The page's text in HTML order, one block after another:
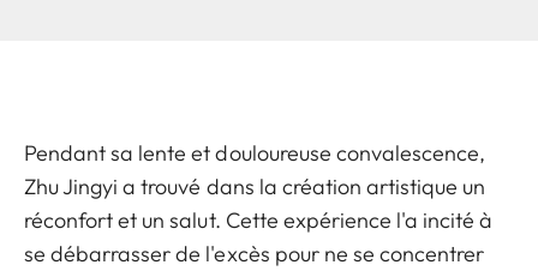
Pendant sa lente et douloureuse convalescence,
Zhu Jingyi a trouvé dans la création artistique un
réconfort et un salut. Cette expérience l'a incité à
se débarrasser de l'excès pour ne se concentrer